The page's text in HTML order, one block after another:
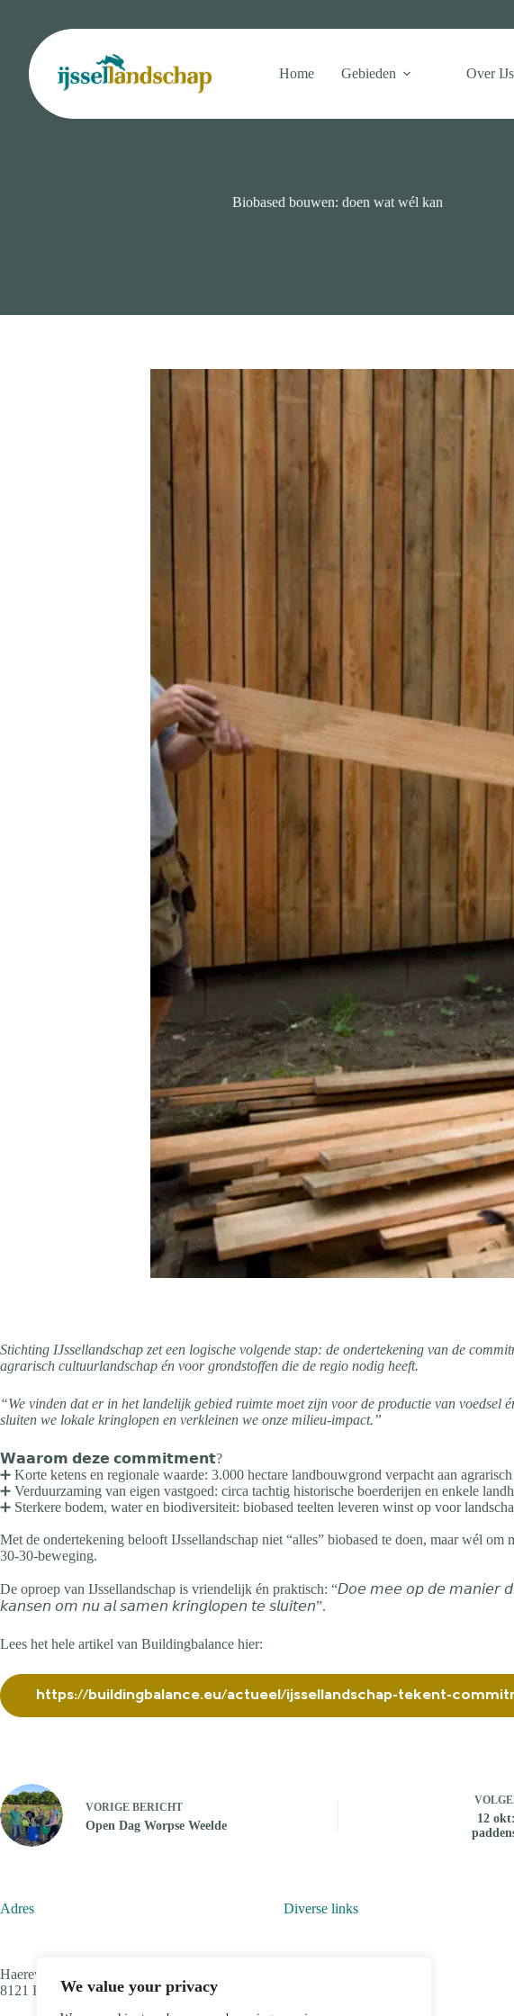
We value your privacy
inhoud
Home
Gebieden Over
Biobased bouwen: doen wat wél kan
Stichting IJssellandschap zet een logische volgende stap: de ondertekening van de
agrarisch cultuurlandschap én voor grondstoffen die de regio nodig heeft.
“We vinden dat er in het landelijk gebied ruimte moet zijn voor de productie van
sluiten we lokale kringlopen en verkleinen we onze milieu-impact.”
𝗪𝗮𝗮𝗿𝗼𝗺 𝗱𝗲𝘇𝗲 𝗰𝗼𝗺𝗺𝗶𝘁𝗺𝗲𝗻𝘁?
➕ Korte ketens en regionale waarde: 3.000 hectare landbouwgrond verpacht aan
➕ Verduurzaming van eigen vastgoed: circa tachtig historische boerderijen en enkele
➕ Sterkere bodem, water en biodiversiteit: biobased teelten leveren winst op voor
Met de ondertekening belooft IJssellandschap niet “alles” biobased te doen, maar wél
30-30-beweging.
De oproep van IJssellandschap is vriendelijk én praktisch: “𝘋𝘰𝘦 𝘮𝘦𝘦 𝘰𝘱 𝘥𝘦
𝘬𝘢𝘯𝘴𝘦𝘯 𝘰𝘮 𝘯𝘶 𝘢𝘭 𝘴𝘢𝘮𝘦𝘯 𝘬𝘳𝘪𝘯𝘨𝘭𝘰𝘱𝘦𝘯 𝘵𝘦 𝘴𝘭𝘶𝘪𝘵𝘦𝘯”.
Lees het hele artikel van Buildingbalance hier:
https://buildingbalance.eu/actueel/ijssellandschap-tekent-
VORIGE BERICHT
Open Dag Worpse Weelde
12
Adres
Haereweg 4
8121 PJ Olst
Diverse links